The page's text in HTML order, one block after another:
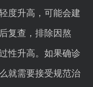
度升高，可能会建
复查，排除因熬
性升高。如果确诊
就需要接受规范治